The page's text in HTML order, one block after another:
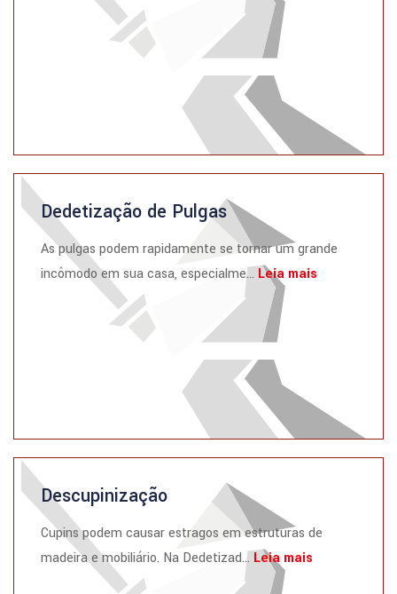
Dedetização de Pulgas
As pulgas podem rapidamente se tornar um grande
incômodo em sua casa, especialme... Leia mais
Descupinização
Cupins podem causar estragos em estruturas de
madeira e mobiliário. Na Dedetizad... Leia mais